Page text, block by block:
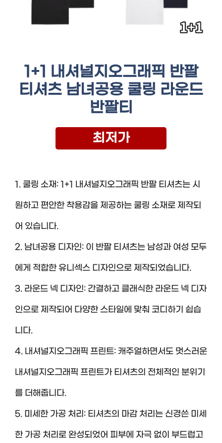
1+1 내셔널지오그래픽 반팔
티셔츠 남녀공용 쿨링 라운드
반팔티
최저가
1. 쿨링 소재: 1+1 내셔널지오그래픽 반팔 티셔츠는 시
원하고 편안한 착용감을 제공하는 쿨링 소재로 제작되
어 있습니다.
2. 남녀공용 디자인: 이 반팔 티셔츠는 남성과 여성 모두
에게 적합한 유니섹스 디자인으로 제작되었습니다.
3. 라운드 넥 디자인: 간결하고 클래식한 라운드 넥 디자
인으로 제작되어 다양한 스타일에 맞춰 코디하기 쉽습
니다.
4. 내셔널지오그래픽 프린트: 캐주얼하면서도 멋스러운
내셔널지오그래픽 프린트가 티셔츠의 전체적인 분위기
를 더해줍니다.
5. 미세한 가공 처리: 티셔츠의 마감 처리는 신경쓴 미세
한 가공 처리로 완성되었어 피부에 자극 없이 부드럽고